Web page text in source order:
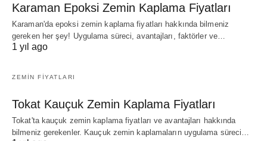
Karaman Epoksi Zemin Kaplama Fiyatları
Karaman'da epoksi zemin kaplama fiyatları hakkında bilmeniz
gereken her şey! Uygulama süreci, avantajları, faktörler ve…
1 yıl ago
ZEMIN FIYATLARI
Tokat Kauçuk Zemin Kaplama Fiyatları
Tokat'ta kauçuk zemin kaplama fiyatları ve avantajları hakkında
bilmeniz gerekenler. Kauçuk zemin kaplamaların uygulama süreci…